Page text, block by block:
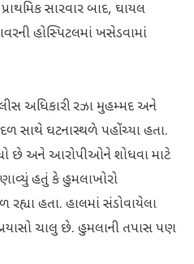
સારવાર બાદ, ઘાયલ
હોસ્પિટલમાં ખસેડવામાં
અધિકારી રઝા મુહમ્મદ અને
સાથે ઘટનાસ્થળે પહોંચ્યા હતા.
છે અને આરોપીઓને શોધવા માટે
હતું કે હુમલાખોરો
હતા. હાલમાં સંડોવાયેલા
ચાલુ છે. હુમલાની તપાસ પણ